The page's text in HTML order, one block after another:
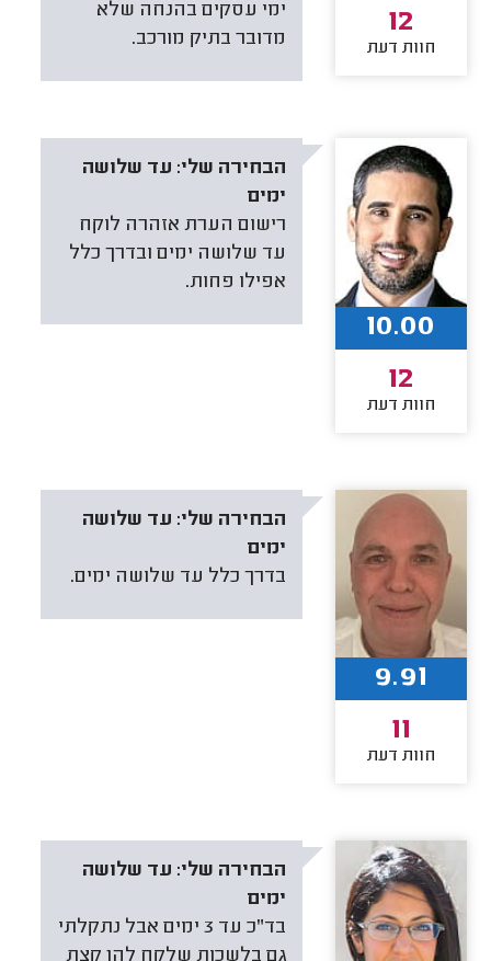
ימי עסקים בהנחה שלא
מדובר בתיק מורכב.
12
חוות דעת
הבחירה שלי: עד שלושה
ימים
רישום הערת אזהרה לוקח
עד שלושה ימים ובדרך כלל
אפילו פחות.
10.00
12
חוות דעת
הבחירה שלי: עד שלושה
ימים
בדרך כלל עד שלושה ימים.
9.91
11
חוות דעת
הבחירה שלי: עד שלושה
ימים
בד"כ עד 3 ימים אבל נתקלתי